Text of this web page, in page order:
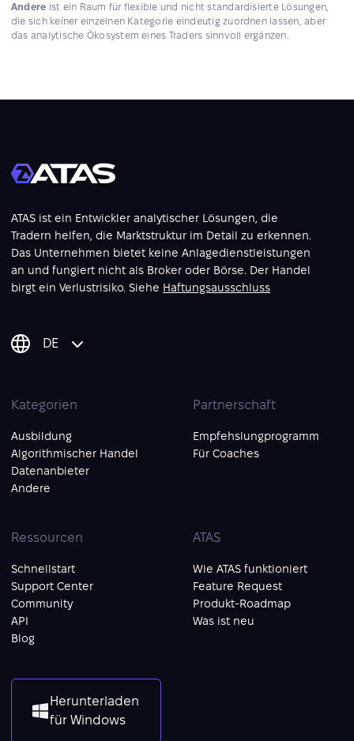
Andere ist ein Raum für flexible und nicht standardisierte Lösungen,
die sich keiner einzelnen Kategorie eindeutig zuordnen lassen, aber
das analytische Ökosystem eines Traders sinnvoll ergänzen.
ATAS ist ein Entwickler analytischer Lösungen, die
Tradern helfen, die Marktstruktur im Detail zu erkennen.
Das Unternehmen bietet keine Anlagedienstleistungen
an und fungiert nicht als Broker oder Börse. Der Handel
birgt ein Verlustrisiko. Siehe Haftungsausschluss
DE
Kategorien
Ausbildung
Algorithmischer Handel
Datenanbieter
Andere
Partnerschaft
Empfehslungprogramm
Für Coaches
Ressourcen
Schnellstart
Support Center
Community
API
Blog
ATAS
Wie ATAS funktioniert
Feature Request
Produkt-Roadmap
Was ist neu
Herunterladen
für Windows